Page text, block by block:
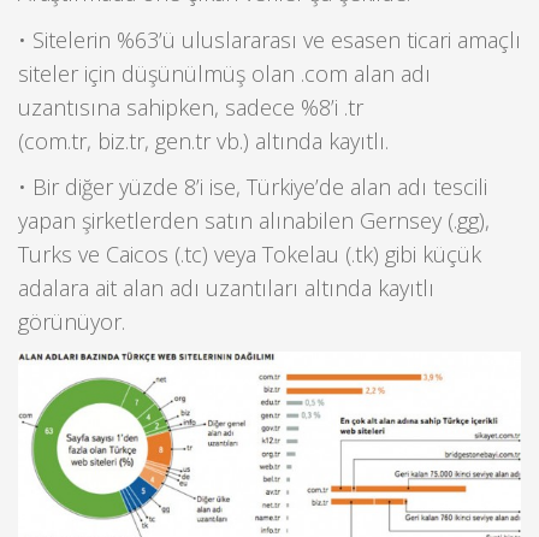
• Sitelerin %63’ü uluslararası ve esasen ticari amaçlı
siteler için düşünülmüş olan .com alan adı
uzantısına sahipken, sadece %8’i .tr
(com.tr, biz.tr, gen.tr vb.) altında kayıtlı.
• Bir diğer yüzde 8’i ise, Türkiye’de alan adı tescili
yapan şirketlerden satın alınabilen Gernsey (.gg),
Turks ve Caicos (.tc) veya Tokelau (.tk) gibi küçük
adalara ait alan adı uzantıları altında kayıtlı
görünüyor.